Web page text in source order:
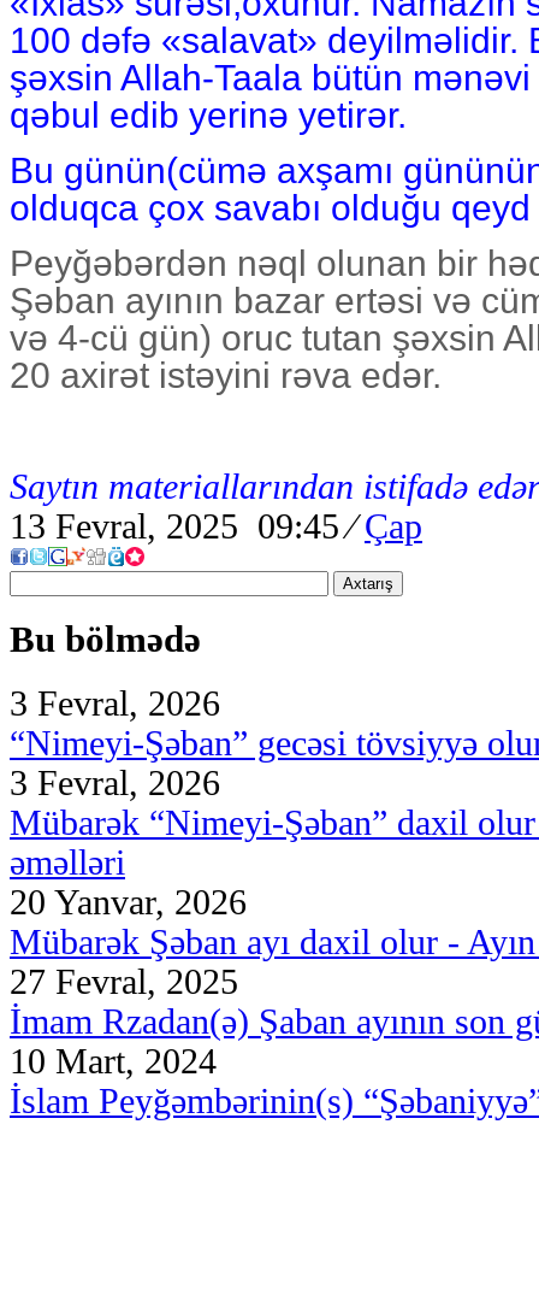
100 dəfə «salavat» deyilməlidir.
şəxsin Allah-Taala bütün
qəbul edib yerinə yetirər.
Bu günün(cümə axşamı
olduqca çox savabı olduğu
Peyğəbərdən nəql olunan bir
Şəban ayının bazar ertəsi və
və 4-cü gün) oruc tutan şəxsin
20 axirət istəyini rəva edər.
Saytın materiallarından istifadə
13 Fevral, 2025 09:45⁄ Çap
Axtarış
Bu bölmədə
3 Fevral, 2026
“Nimeyi-Şəban” gecəsi tövsiyyə
3 Fevral, 2026
Mübarək “Nimeyi-Şəban” daxil
əməlləri
20 Yanvar, 2026
Mübarək Şəban ayı daxil olur -
27 Fevral, 2025
İmam Rzadan(ə) Şaban ayının son
10 Mart, 2024
İslam Peyğəmbərinin(s)